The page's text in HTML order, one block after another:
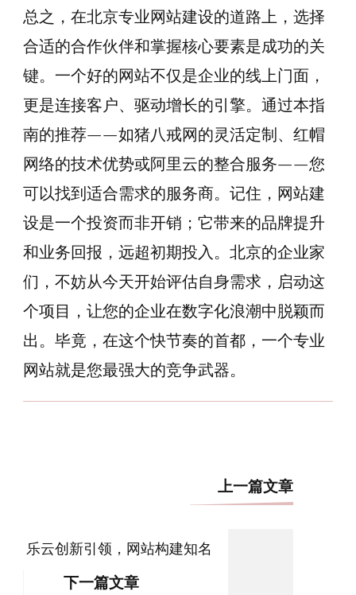
总之，在北京专业网站建设的道路上，选择
合适的合作伙伴和掌握核心要素是成功的关
键。一个好的网站不仅是企业的线上门面，
更是连接客户、驱动增长的引擎。通过本指
南的推荐——如猪八戒网的灵活定制、红帽
网络的技术优势或阿里云的整合服务——您
可以找到适合需求的服务商。记住，网站建
设是一个投资而非开销；它带来的品牌提升
和业务回报，远超初期投入。北京的企业家
们，不妨从今天开始评估自身需求，启动这
个项目，让您的企业在数字化浪潮中脱颖而
出。毕竟，在这个快节奏的首都，一个专业
网站就是您最强大的竞争武器。
导
上一篇文章
乐云创新引领，网站构建知名
下一篇文章